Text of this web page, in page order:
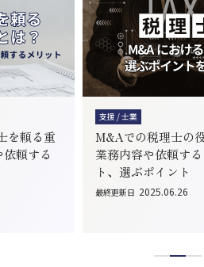
を頼る重
頼する
支援 / 士業
M&Aでの税理士の
業務内容や依頼する
ト、選ぶポイント
最終更新日 2025.06.26